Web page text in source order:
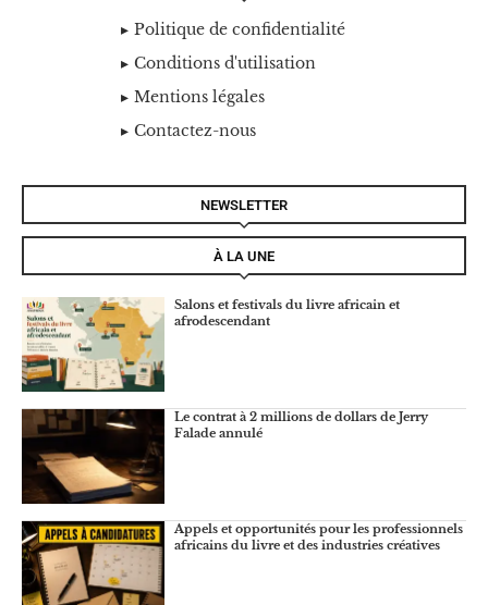
Politique de confidentialité
Conditions d'utilisation
Mentions légales
Contactez-nous
NEWSLETTER
À LA UNE
Salons et festivals du livre africain et
afrodescendant
Le contrat à 2 millions de dollars de Jerry
Falade annulé
Appels et opportunités pour les professionnels
africains du livre et des industries créatives